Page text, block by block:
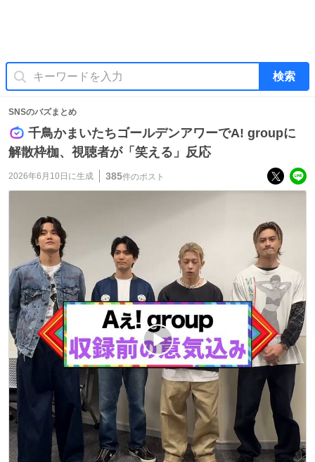
検索
SNSのバズまとめ
千鳥かまいたちゴールデンアワーでA! groupに
解散枠枷、視聴者が「笑える」反応
2026年6月10日 に生成 385件のポスト